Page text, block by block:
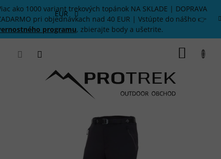
Prejsť
na
obsah
ako 1000 variant trekových topánok NA SKLADE | DOPRAVA
pri objednávkach nad 40 EUR | Vstúpte do nášho 👉
programu, zbierajte body a ušetrite.
EUR